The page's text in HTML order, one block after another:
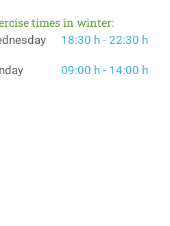
times in winter:
18:30 h - 22:30 h
09:00 h - 14:00 h